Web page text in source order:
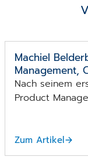
Machiel
Management,
Nach seinem
Product
Zum Artikel